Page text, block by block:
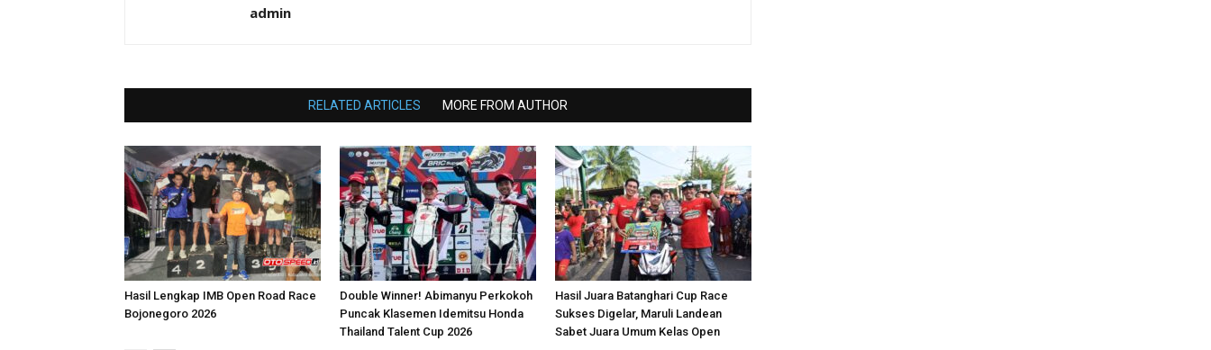
admin
RELATED ARTICLES MORE FROM AUTHOR
Hasil Lengkap IMB Open Road Race
Bojonegoro 2026
Double Winner! Abimanyu Perkokoh
Puncak Klasemen Idemitsu Honda
Thailand Talent Cup 2026
Hasil Juara Batanghari Cup Race
Sukses Digelar, Maruli Landean
Sabet Juara Umum Kelas Open